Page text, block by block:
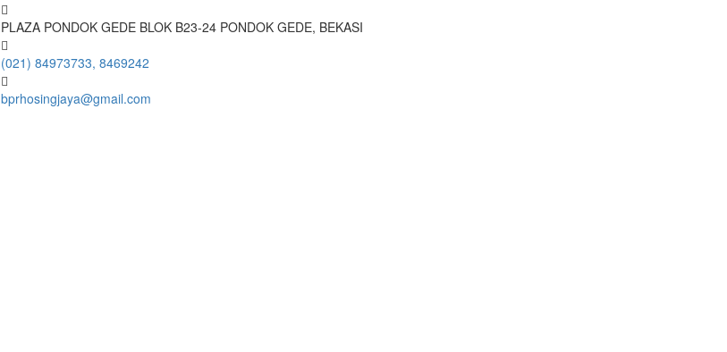
PLAZA PONDOK GEDE BLOK B23-24 PONDOK GEDE, BEKASI
(021) 84973733, 8469242
bprhosingjaya@gmail.com